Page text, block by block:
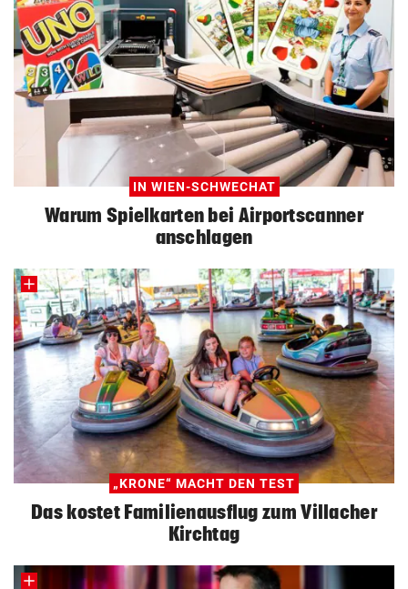
IN WIEN-SCHWECHAT
Warum Spielkarten bei Airportscanner
anschlagen
„KRONE“ MACHT DEN TEST
Das kostet Familienausflug zum Villacher
Kirchtag